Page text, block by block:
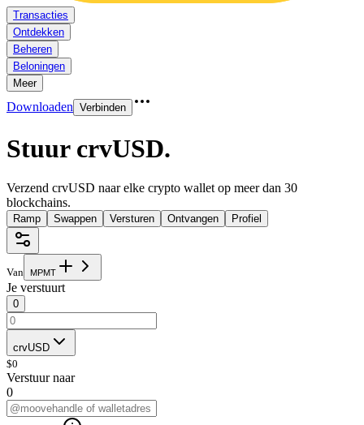
Transacties
Ontdekken
Beheren
Beloningen
Meer
Downloaden Verbinden
Stuur crvUSD.
Verzend crvUSD naar elke crypto wallet op meer dan 30
blockchains.
Ramp Swappen Versturen Ontvangen Profiel
Van MPMT
Je verstuurt
0
crvUSD
$0
Verstuur naar
0